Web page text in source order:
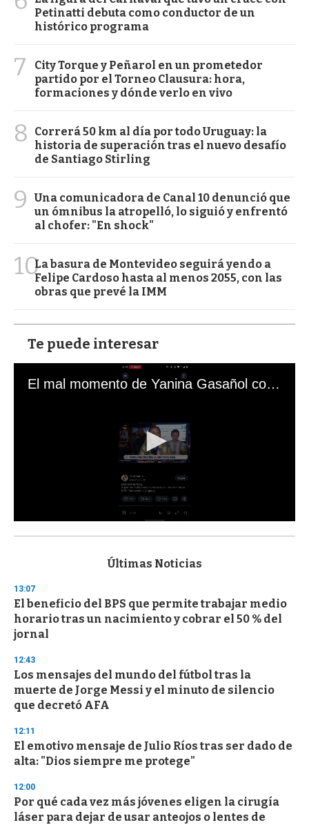
Petinatti debuta como conductor de un
histórico programa
7
City Torque y Peñarol en un prometedor
partido por el Torneo Clausura: hora,
formaciones y dónde verlo en vivo
8
Correrá 50 km al día por todo Uruguay: la
historia de superación tras el nuevo desafío
de Santiago Stirling
9
Una comunicadora de Canal 10 denunció que
un ómnibus la atropelló, lo siguió y enfrentó
al chofer: "En shock"
10La basura de Montevideo seguirá yendo a
Felipe Cardoso hasta al menos 2055, con las
obras que prevé la IMM
Te puede interesar
El mal momento de Yanina Gasañol con un hincha argentino en "Subrayado"
s
d
s
o
f
3
s
e
c
o
n
d
Últimas Noticias
13:07
El beneficio del BPS que permite trabajar medio
horario tras un nacimiento y cobrar el 50 % del
jornal
12:43
Los mensajes del mundo del fútbol tras la
muerte de Jorge Messi y el minuto de silencio
que decretó AFA
12:11
El emotivo mensaje de Julio Ríos tras ser dado de
alta: "Dios siempre me protege"
12:00
Por qué cada vez más jóvenes eligen la cirugía
láser para dejar de usar anteojos o lentes de